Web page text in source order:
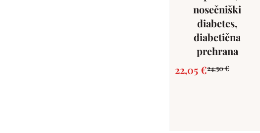
nosečniški
diabetes,
diabetična
prehrana
24,50€
22,05€